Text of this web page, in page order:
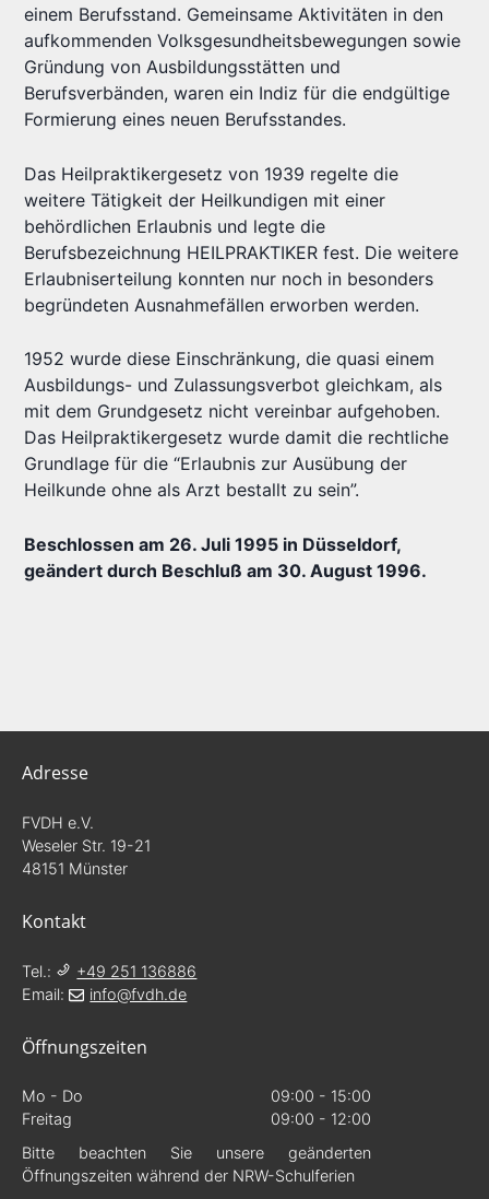
einem Berufsstand. Gemeinsame Aktivitäten in den
aufkommenden Volksgesundheitsbewegungen sowie
Gründung von Ausbildungsstätten und
Berufsverbänden, waren ein Indiz für die endgültige
Formierung eines neuen Berufsstandes.
Das Heilpraktikergesetz von 1939 regelte die
weitere Tätigkeit der Heilkundigen mit einer
behördlichen Erlaubnis und legte die
Berufsbezeichnung HEILPRAKTIKER fest. Die weitere
Erlaubniserteilung konnten nur noch in besonders
begründeten Ausnahmefällen erworben werden.
1952 wurde diese Einschränkung, die quasi einem
Ausbildungs- und Zulassungsverbot gleichkam, als
mit dem Grundgesetz nicht vereinbar aufgehoben.
Das Heilpraktikergesetz wurde damit die rechtliche
Grundlage für die “Erlaubnis zur Ausübung der
Heilkunde ohne als Arzt bestallt zu sein”.
Beschlossen am 26. Juli 1995 in Düsseldorf,
geändert durch Beschluß am 30. August 1996.
Adresse
FVDH e.V.
Weseler Str. 19-21
48151 Münster
Kontakt
Tel.:
+49 251 136886
Email:
info@fvdh.de
Öffnungszeiten
Mo - Do 09:00 - 15:00
Freitag
09:00 - 12:00
Bitte beachten Sie unsere geänderten
Öffnungszeiten während der NRW-Schulferien